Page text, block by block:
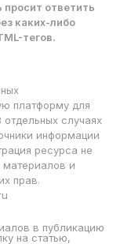
просит ответить
каких-либо
тегов.
платформу для
случаях
информации
ресурса не
материалов и
прав.
в публикацию
на статью,